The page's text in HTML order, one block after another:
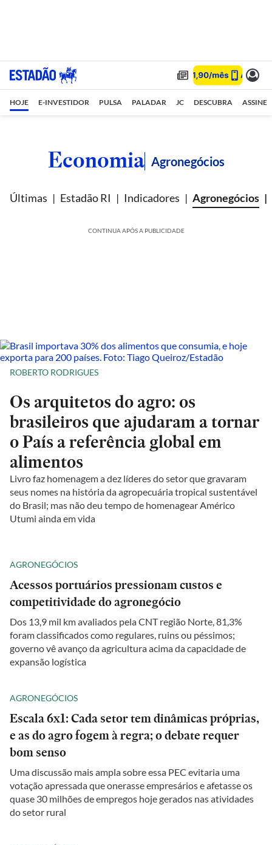
HOJE E-INVESTIDOR PULSA PALADAR JC DESCUBRA ASSINE
Economia Agronegócios
Últimas Estadão RI Indicadores Agronegócios
CONTINUA APÓS A PUBLICIDADE
ROBERTO RODRIGUES
Os arquitetos do agro: os
brasileiros que ajudaram a tornar
o País a referência global em
alimentos
Livro faz homenagem a dez líderes do setor que gravaram
seus nomes na história da agropecuária tropical sustentável
do Brasil; mas não deu tempo de homenagear Américo
Utumi ainda em vida
AGRONEGÓCIOS
Acessos portuários pressionam custos e
competitividade do agronegócio
Dos 13,9 mil km avaliados pela CNT região Norte, 81,3%
foram classificados como regulares, ruins ou péssimos;
governo vê avanço da agricultura acima da capacidade de
expansão logística
AGRONEGÓCIOS
Escala 6x1: Cada setor tem dinâmicas próprias,
e as do agro fogem à regra; o debate requer
bom senso
Uma discussão mais ampla sobre essa PEC evitaria uma
votação apressada que onerasse empresários e afetasse os
quase 30 milhões de empregos hoje gerados nas atividades
do setor rural